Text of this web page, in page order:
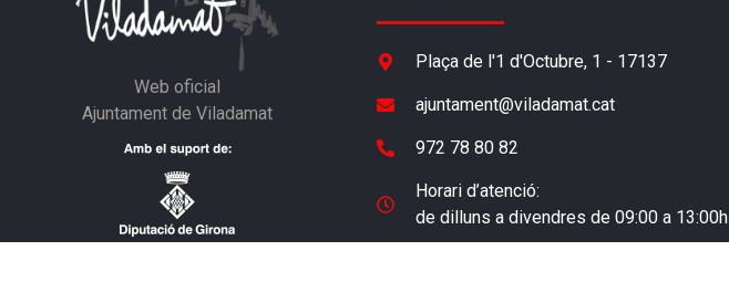
Web oficial
Ajuntament de Viladamat
Plaça de l'1 d'Octubre, 1 - 17137
ajuntament@viladamat.cat
972 78 80 82
Horari d’atenció:
de dilluns a divendres de 09:00 a 13:00h